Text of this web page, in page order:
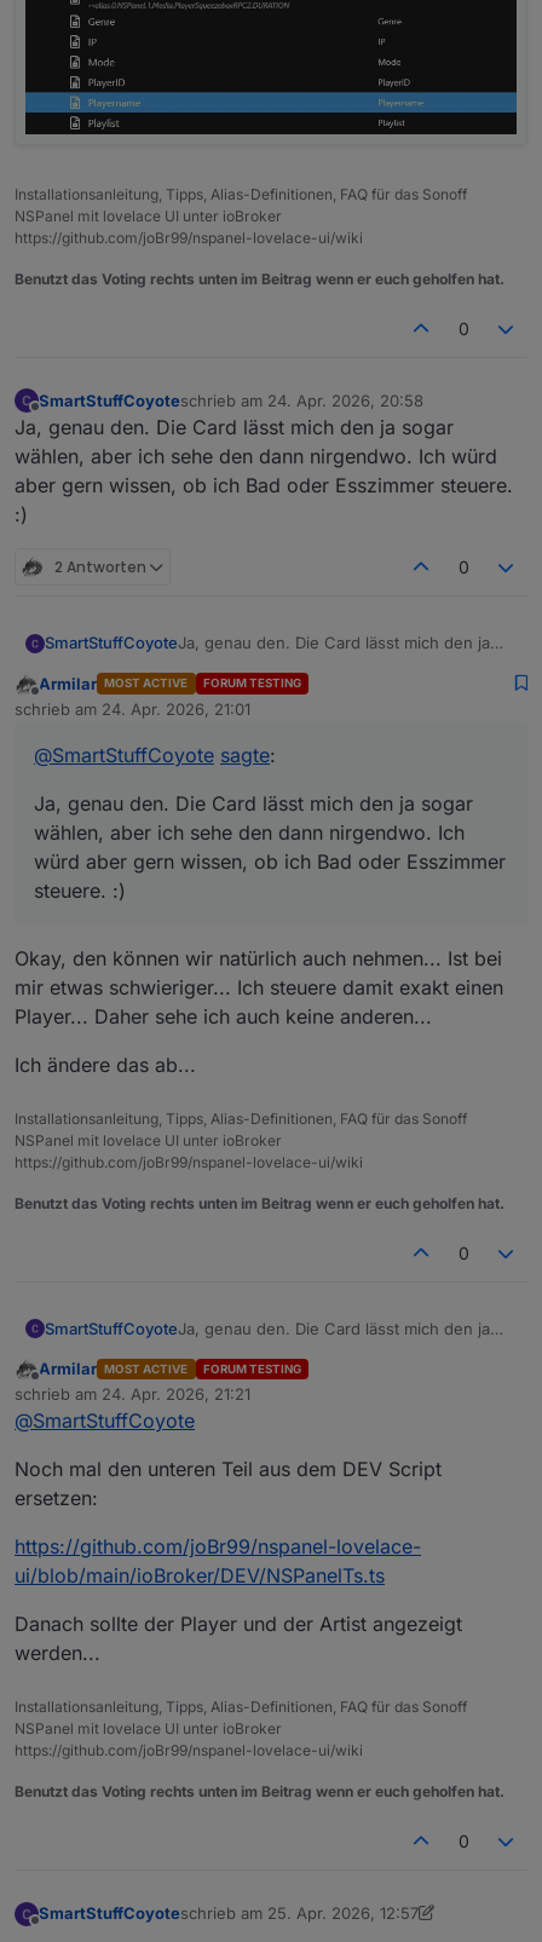
Installationsanleitung, Tipps, Alias-Definitionen, FAQ für das Sonoff
NSPanel mit lovelace UI unter ioBroker
https://github.com/joBr99/nspanel-lovelace-ui/wiki
Benutzt das Voting rechts unten im Beitrag wenn er euch geholfen hat.
0
SmartStuffCoyoteschrieb am 24. Apr. 2026, 20:58
zuletzt editiert von
Ja, genau den. Die Card lässt mich den ja sogar
wählen, aber ich sehe den dann nirgendwo. Ich würd
aber gern wissen, ob ich Bad oder Esszimmer steuere.
:)
2 Antworten 0
SmartStuffCoyoteJa, genau den. Die Card lässt mich den ja
nirgendwo. Ich würd aber gern wissen, ob
ich Bad oder Esszimmer steuere. :)
Offline
Armilar MOST ACTIVE FORUM TESTING
schrieb am 24. Apr. 2026, 21:01
zuletzt editiert von
@SmartStuffCoyote sagte:
Ja, genau den. Die Card lässt mich den ja sogar
wählen, aber ich sehe den dann nirgendwo. Ich
würd aber gern wissen, ob ich Bad oder Esszimmer
steuere. :)
Okay, den können wir natürlich auch nehmen... Ist bei
mir etwas schwieriger... Ich steuere damit exakt einen
Player... Daher sehe ich auch keine anderen...
Ich ändere das ab...
Installationsanleitung, Tipps, Alias-Definitionen, FAQ für das Sonoff
NSPanel mit lovelace UI unter ioBroker
https://github.com/joBr99/nspanel-lovelace-ui/wiki
Benutzt das Voting rechts unten im Beitrag wenn er euch geholfen hat.
0
SmartStuffCoyoteJa, genau den. Die Card lässt mich den ja
nirgendwo. Ich würd aber gern wissen, ob
ich Bad oder Esszimmer steuere. :)
Offline
Armilar MOST ACTIVE FORUM TESTING
schrieb am 24. Apr. 2026, 21:21
zuletzt editiert von
@SmartStuffCoyote
Noch mal den unteren Teil aus dem DEV Script
ersetzen:
https://github.com/joBr99/nspanel-lovelace-
ui/blob/main/ioBroker/DEV/NSPanelTs.ts
Danach sollte der Player und der Artist angezeigt
werden...
Installationsanleitung, Tipps, Alias-Definitionen, FAQ für das Sonoff
NSPanel mit lovelace UI unter ioBroker
https://github.com/joBr99/nspanel-lovelace-ui/wiki
Benutzt das Voting rechts unten im Beitrag wenn er euch geholfen hat.
0
Offline
SmartStuffCoyoteschrieb am 25. Apr. 2026, 12:57
zuletzt editiert von SmartStuffCoyote